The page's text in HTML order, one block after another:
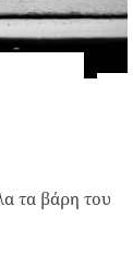
τα βάρη του